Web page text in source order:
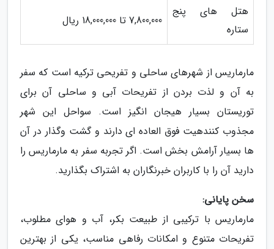
هتل های پنج
ستاره
7,800,000 تا 18,000,000 ریال
مارماریس از شهرهای ساحلی و تفریحی ترکیه است که سفر
به آن و لذت بردن از تفریحات آبی و ساحلی آن برای
توریستان بسیار هیجان انگیز است. سواحل این شهر
مجذوب کنندهیت فوق العاده ای دارند و گشت وگذار در آن
ها بسیار آرامش بخش است. اگر تجربه سفر به مارماریس را
دارید آن را با کاربران خبرنگاران به اشتراک بگذارید.
سخن پایانی:
مارماریس با ترکیبی از طبیعت بکر، آب و هوای مطلوب،
تفریحات متنوع و امکانات رفاهی مناسب، یکی از بهترین